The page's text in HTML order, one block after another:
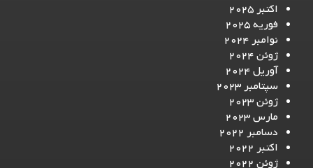
اکتبر 2025
فوریه 2025
نوامبر 2024
ژوئن 2024
آوریل 2024
سپتامبر 2023
ژوئن 2023
مارس 2023
دسامبر 2022
اکتبر 2022
ژوئن 2022